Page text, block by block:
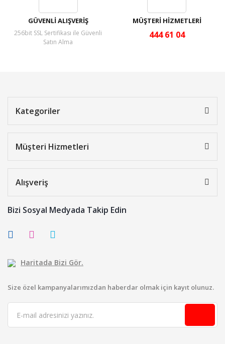
GÜVENLİ ALIŞVERİŞ
256bit SSL Sertifikası ile Güvenli
Satın Alma
MÜŞTERİ HİZMETLERİ
444 61 04
Kategoriler
Müşteri Hizmetleri
Alışveriş
Bizi Sosyal Medyada Takip Edin
Haritada Bizi Gör.
Size özel kampanyalarımızdan haberdar olmak için kayıt olunuz.